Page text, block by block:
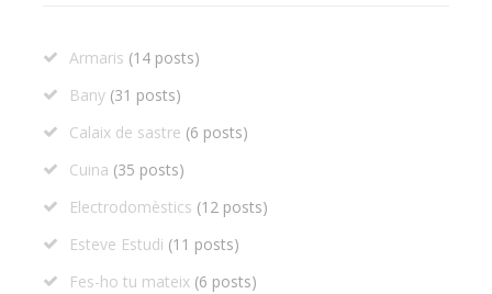
Armaris (14 posts)
Bany (31 posts)
Calaix de sastre (6 posts)
Cuina (35 posts)
Electrodomèstics (12 posts)
Esteve Estudi (11 posts)
Fes-ho tu mateix (6 posts)